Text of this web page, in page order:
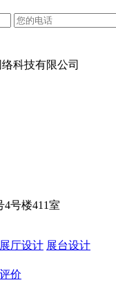
科技有限公司
4号楼411室
展厅设计 展台设计
价